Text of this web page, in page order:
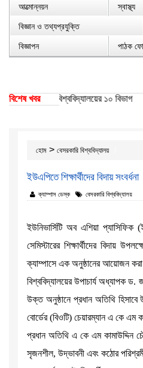
আত্মোন্নয়ন
স্বাস্থ্য
বিজ্ঞান ও তথ্যপ্রযুক্তি
বিজ্ঞাপন
পাঠক
বিশেষ খবর
পেয়েছে ঢাকা বিশ্ববিদ্যালয়ের ১০ বিভাগ
হোম > বেসরকারি বিশ্ববিদ্যালয়
ইউএপিতে শিক্ষার্থীদের বিদায় সংবর্ধনা
ক্যাম্পাস ডেস্ক বেসরকারি বিশ্ববিদ্যালয়
ইউনিভার্সিটি অব এশিয়া
সেমিস্টারের শিক্ষার্থীদের বিদায়
ক্যাম্পাসে এক অনুষ্ঠানের আয়োজন
বিশ্ববিদ্যালয়ের উপাচার্য অধ্যাপক ড.
উক্ত অনুষ্ঠানে প্রধান অতিথি হিসাবে
বোর্ডের (বিওটি) চেয়ারম্যান এ কে এম
প্রধান অতিথি এ কে এম কামাউদ্দিন
সৃজনশীল, উদ্ভাবনী এবং কঠোর